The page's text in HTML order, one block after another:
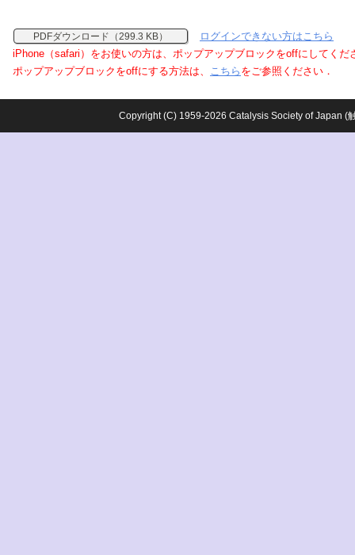
PDFダウンロード（299.3 KB）
ログインできない方はこちら
iPhone（safari）をお使いの方は、ポップアップブロックをoffにしてくだ
ポップアップブロックをoffにする方法は、 こちら をご参照ください．
Copyright (C) 1959-2026 Catalysis Society of Japan (